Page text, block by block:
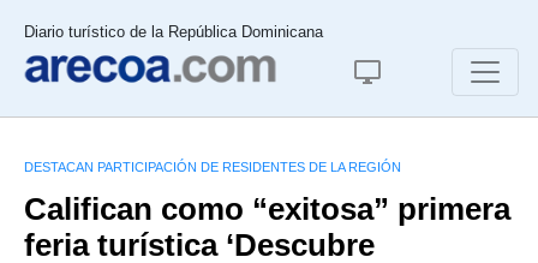
Diario turístico de la República Dominicana
DESTACAN PARTICIPACIÓN DE RESIDENTES DE LA REGIÓN
Califican como “exitosa” primera
feria turística ‘Descubre